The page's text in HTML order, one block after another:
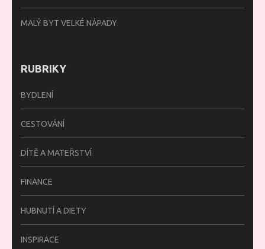
MALÝ BYT VELKÉ NÁPADY
RUBRIKY
BYDLENÍ
CESTOVÁNÍ
DÍTĚ A MATEŘSTVÍ
FINANCE
HUBNUTÍ A DIETY
INSPIRACE